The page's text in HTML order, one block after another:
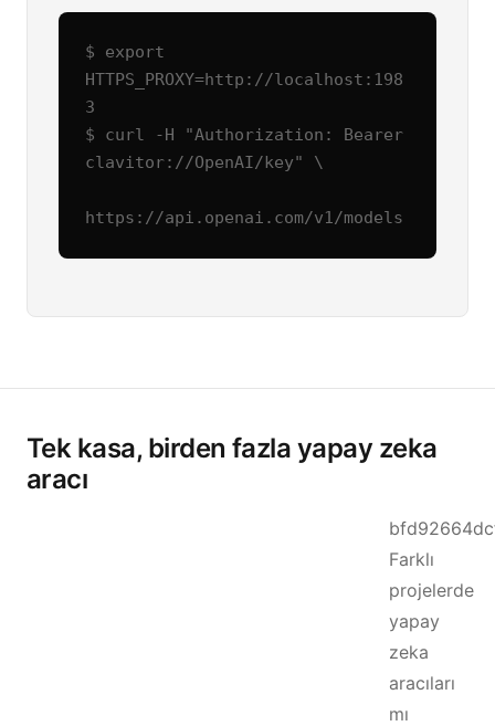
$ export
HTTPS_PROXY=http://localhost:198
3
$ curl -H "Authorization: Bearer
clavitor://OpenAI/key" \
https://api.openai.com/v1/models
Tek kasa, birden fazla yapay zeka
aracı
Farklı
projelerde
yapay
zeka
aracıları
mı